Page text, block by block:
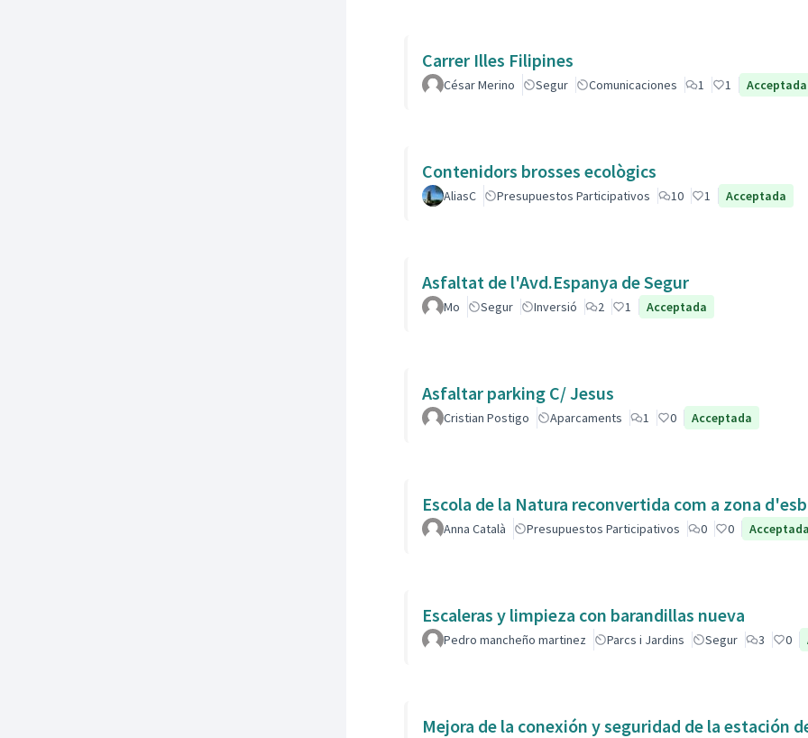
Carrer Illes Filipines
César Merino Segur Comunicaciones 1 1 Acceptada
Contenidors brosses ecològics
AliasC Presupuestos Participativos 10 1 Acceptada
Asfaltat de l'Avd.Espanya de Segur
Mo Segur Inversió 2 1 Acceptada
Asfaltar parking C/ Jesus
Cristian Postigo Aparcaments 1 0 Acceptada
Escola de la Natura reconvertida com a zona
Anna Català Presupuestos Participativos 0 0 Acceptada
Escaleras y limpieza con barandillas nueva
Pedro mancheño martinez Parcs i Jardins Segur 3 0